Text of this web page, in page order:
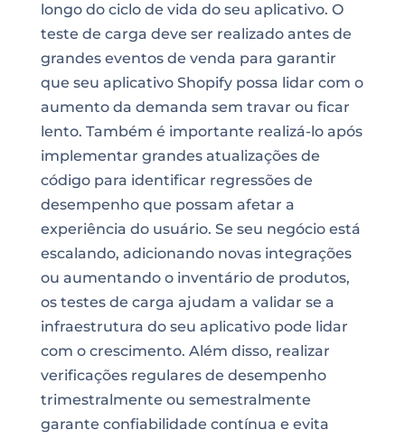
longo do ciclo de vida do seu aplicativo. O
teste de carga deve ser realizado antes de
grandes eventos de venda para garantir
que seu aplicativo Shopify possa lidar com o
aumento da demanda sem travar ou ficar
lento. Também é importante realizá-lo após
implementar grandes atualizações de
código para identificar regressões de
desempenho que possam afetar a
experiência do usuário. Se seu negócio está
escalando, adicionando novas integrações
ou aumentando o inventário de produtos,
os testes de carga ajudam a validar se a
infraestrutura do seu aplicativo pode lidar
com o crescimento. Além disso, realizar
verificações regulares de desempenho
trimestralmente ou semestralmente
garante confiabilidade contínua e evita